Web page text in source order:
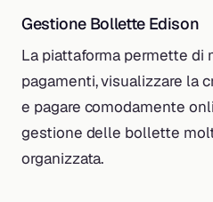
Gestione Bollette Edison
La piattaforma permette di
pagamenti, visualizzare la
e pagare comodamente
gestione delle bollette
organizzata.